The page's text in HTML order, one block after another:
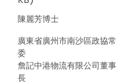
陳麗芳博士
廣東省廣州市南沙區政協常
委
詹記中港物流有限公司董事
長